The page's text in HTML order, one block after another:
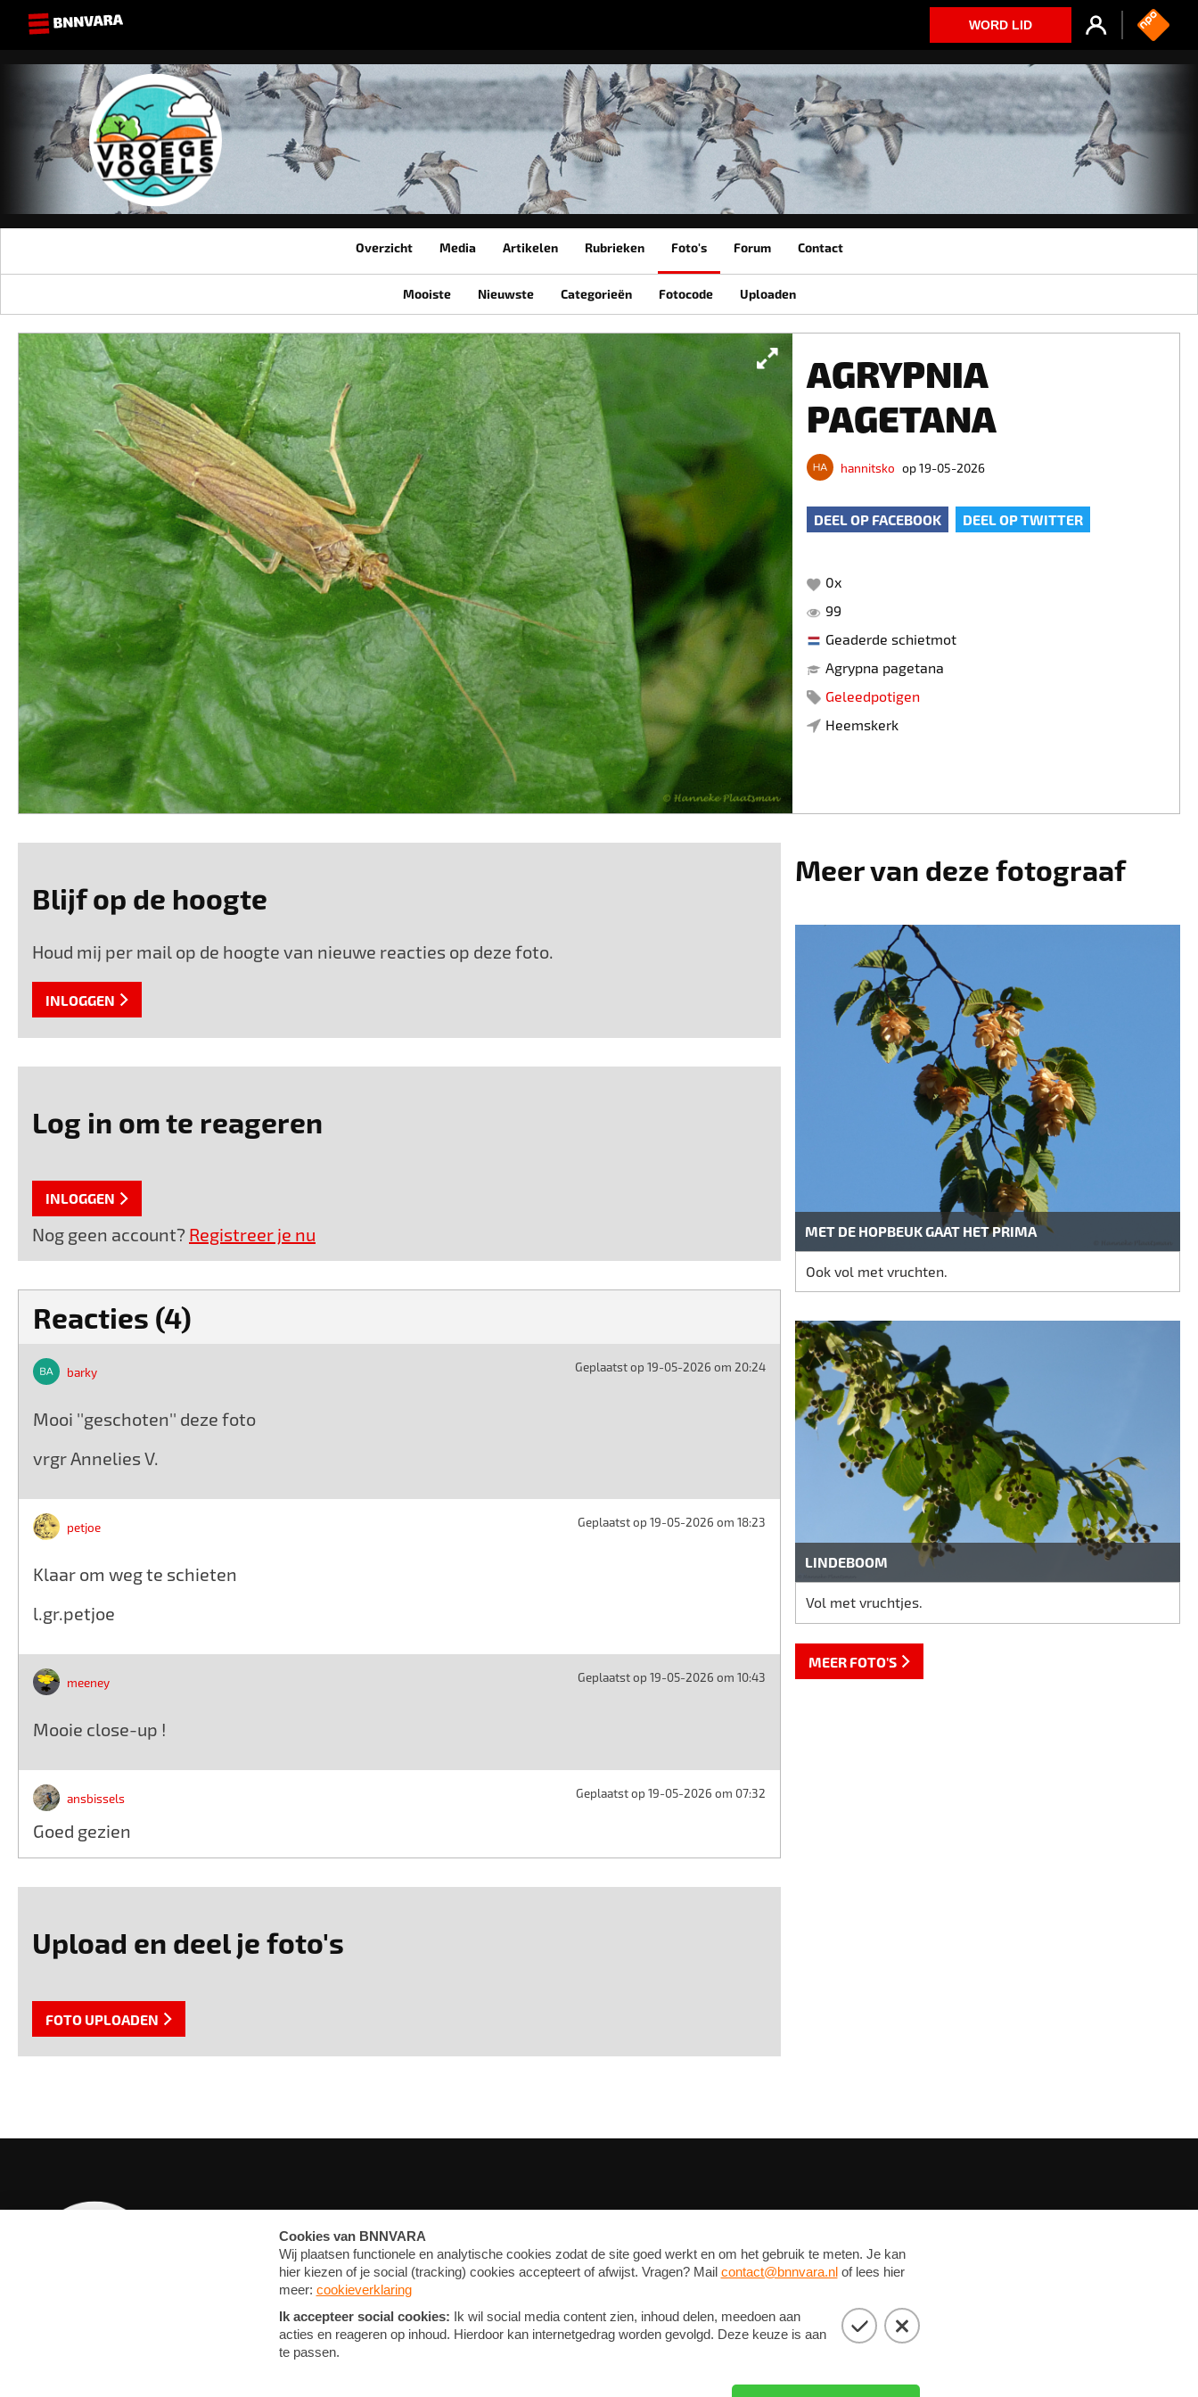
WORD LID
Overzicht Media Artikelen Rubrieken Foto's Forum Contact
Mooiste Nieuwste Categorieën Fotocode Uploaden
AGRYPNIA
PAGETANA
hannitsko op 19-05-2026
DEEL OP FACEBOOK DEEL OP TWITTER
0x
99
Geaderde schietmot
Agrypna pagetana
Geleedpotigen
Heemskerk
Blijf op de hoogte
Houd mij per mail op de hoogte van nieuwe reacties op deze foto.
INLOGGEN
Log in om te reageren
INLOGGEN
Nog geen account? Registreer je nu
Reacties (4)
barky Geplaatst op 19-05-2026 om 20:24
Mooi ''geschoten'' deze foto
vrgr Annelies V.
petjoe Geplaatst op 19-05-2026 om 18:23
Klaar om weg te schieten
l.gr.petjoe
meeney Geplaatst op 19-05-2026 om 10:43
Mooie close-up !
ansbissels Geplaatst op 19-05-2026 om 07:32
Goed gezien
Upload en deel je foto's
FOTO UPLOADEN
Meer van deze fotograaf
MET DE HOPBEUK GAAT HET PRIMA
Ook vol met vruchten.
LINDEBOOM
Vol met vruchtjes.
MEER FOTO'S
OVERZICHT
CONTACT
PRIVACY EN COOKIE STATEMENT